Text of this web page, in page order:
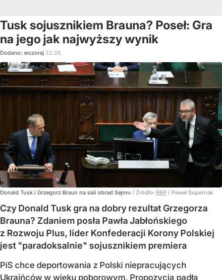
Tusk sojusznikiem Brauna? Poseł: Gra
na jego jak najwyższy wynik
Dodano: wczoraj 22:26
Donald Tusk i Grzegorz Braun na sali obrad Sejmu / Źródło: PAP / Paweł Supernak
Czy Donald Tusk gra na dobry rezultat Grzegorza
Brauna? Zdaniem posła Pawła Jabłońskiego
z Rozwoju Plus, lider Konfederacji Korony Polskiej
jest "paradoksalnie" sojusznikiem premiera
PiS chce deportowania z Polski niepracujących
Ukraińców w wieku poborowym. Propozycja padła